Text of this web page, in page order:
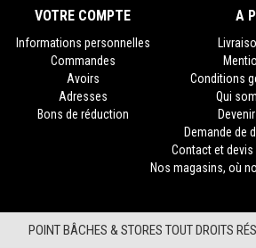
VOTRE COMPTE
Informations personnelles
Commandes
Avoirs
Adresses
Bons de réduction
A
Conditions
Qui
Demande de
Contact et devis
Nos magasins, où
POINT BÂCHES & STORES TOUT DROITS